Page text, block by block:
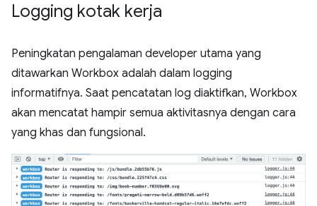
Logging kotak kerja
Peningkatan pengalaman developer utama yang
ditawarkan Workbox adalah dalam logging
informatifnya. Saat pencatatan log diaktifkan, Workbox
akan mencatat hampir semua aktivitasnya dengan cara
yang khas dan fungsional.